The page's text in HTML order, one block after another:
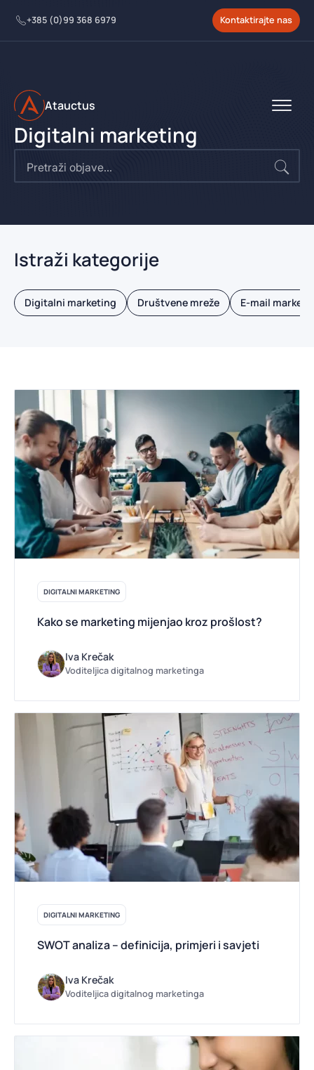
+385 (0)99 368 6979 Kontaktirajte nas
Atauctus
Digitalni marketing
for:
Istraži kategorije
Digitalni marketing Društvene mreže E-mail
DIGITALNI MARKETING
Kako se marketing mijenjao kroz prošlost?
Iva Krečak
Voditeljica digitalnog marketinga
DIGITALNI MARKETING
SWOT analiza – definicija, primjeri i savjeti
Iva Krečak
Voditeljica digitalnog marketinga